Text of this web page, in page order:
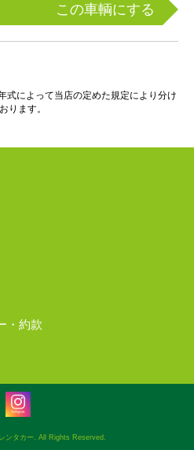
この車輌にする
式によって当店の定めた規定により分け
ります。
・約款
ンタカー. All Rights Reserved.